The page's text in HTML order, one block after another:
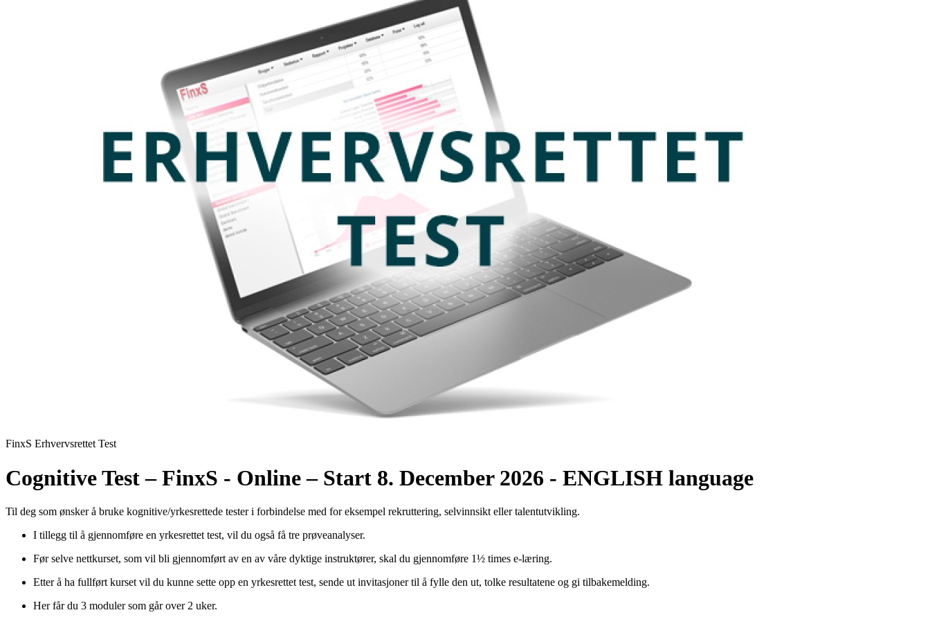
FinxS Erhvervsrettet Test
Cognitive Test – FinxS - Online – Start 8. December 2026 - ENGLISH language
Til deg som ønsker å bruke kognitive/yrkesrettede tester i forbindelse med for eksempel rekruttering, selvinnsikt eller talentutvikling.
I tillegg til å gjennomføre en yrkesrettet test, vil du også få tre prøveanalyser.
Før selve nettkurset, som vil bli gjennomført av en av våre dyktige instruktører, skal du gjennomføre 1½ times e-læring.
Etter å ha fullført kurset vil du kunne sette opp en yrkesrettet test, sende ut invitasjoner til å fylle den ut, tolke resultatene og gi tilbakemelding.
Her får du 3 moduler som går over 2 uker.